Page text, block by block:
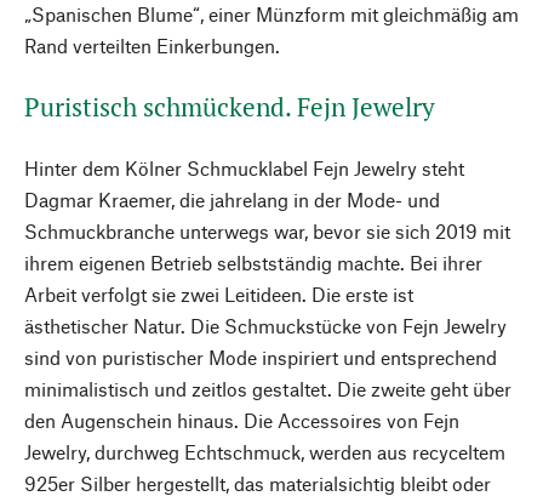
„Spanischen Blume“, einer Münzform mit gleichmäßig am
Rand verteilten Einkerbungen.
Puristisch schmückend. Fejn Jewelry
Hinter dem Kölner Schmucklabel Fejn Jewelry steht
Dagmar Kraemer, die jahrelang in der Mode- und
Schmuckbranche unterwegs war, bevor sie sich 2019 mit
ihrem eigenen Betrieb selbstständig machte. Bei ihrer
Arbeit verfolgt sie zwei Leitideen. Die erste ist
ästhetischer Natur. Die Schmuckstücke von Fejn Jewelry
sind von puristischer Mode inspiriert und entsprechend
minimalistisch und zeitlos gestaltet. Die zweite geht über
den Augenschein hinaus. Die Accessoires von Fejn
Jewelry, durchweg Echtschmuck, werden aus recyceltem
925er Silber hergestellt, das materialsichtig bleibt oder